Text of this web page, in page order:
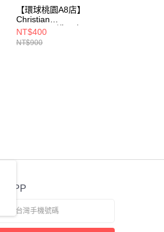
【環球桃園A8店】
Christian
Louboutin/淺口皮
鞋/37/
NT$400
NT$900
APP